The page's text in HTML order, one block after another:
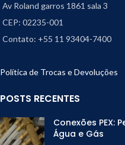
Av Roland garros 1861 sala 3
CEP: 02235-001
Contato: +55 11 93404-7400
Política de Trocas e Devoluções
POSTS RECENTES
Conexões PEX:
Água e Gás